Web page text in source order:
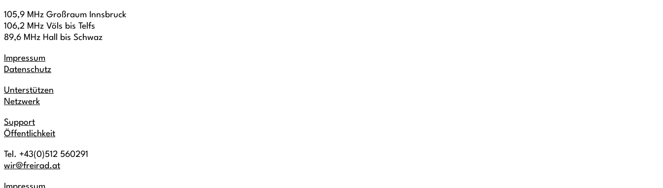
105,9 MHz Großraum Innsbruck
106,2 MHz Völs bis Telfs
89,6 MHz Hall bis Schwaz
Impressum
Datenschutz
Unterstützen
Netzwerk
Support
Öffentlichkeit
Tel. +43(0)512 560291
wir@freirad.at